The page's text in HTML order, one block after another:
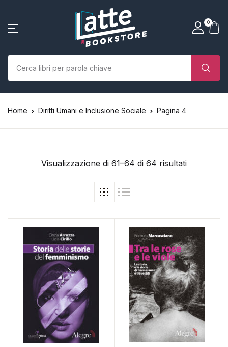
0
SHOP BY CATEGORY
Libri
Case editrici
L’Edicola & eventi
Galleria d’Arte
Contattaci
Vicino
Account
Nome utente o email *
Parola d'ordine *
password?
Registrazione
Creare un account
Vicino
La tua borsa della spesa
(0)
Home Diritti Umani e Inclusione Sociale Pagina 4
Visualizzazione di 61–64 di 64 risultati